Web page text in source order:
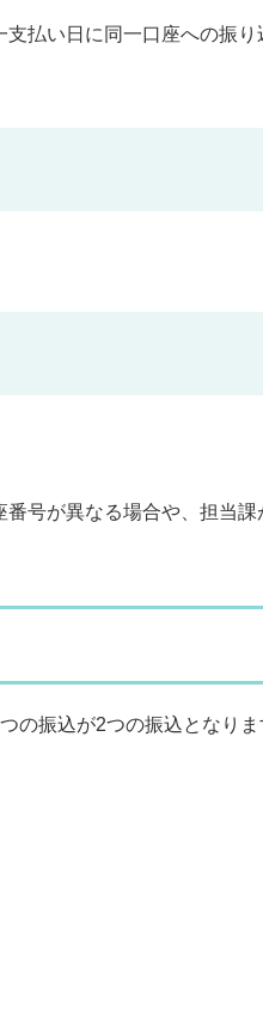
払い日に同一口座への振り
号が異なる場合や、担当
の振込が2つの振込となりま